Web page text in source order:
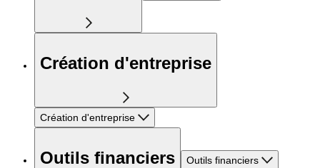
Création d'entreprise
Création d'entreprise
Outils financiers Outils financiers